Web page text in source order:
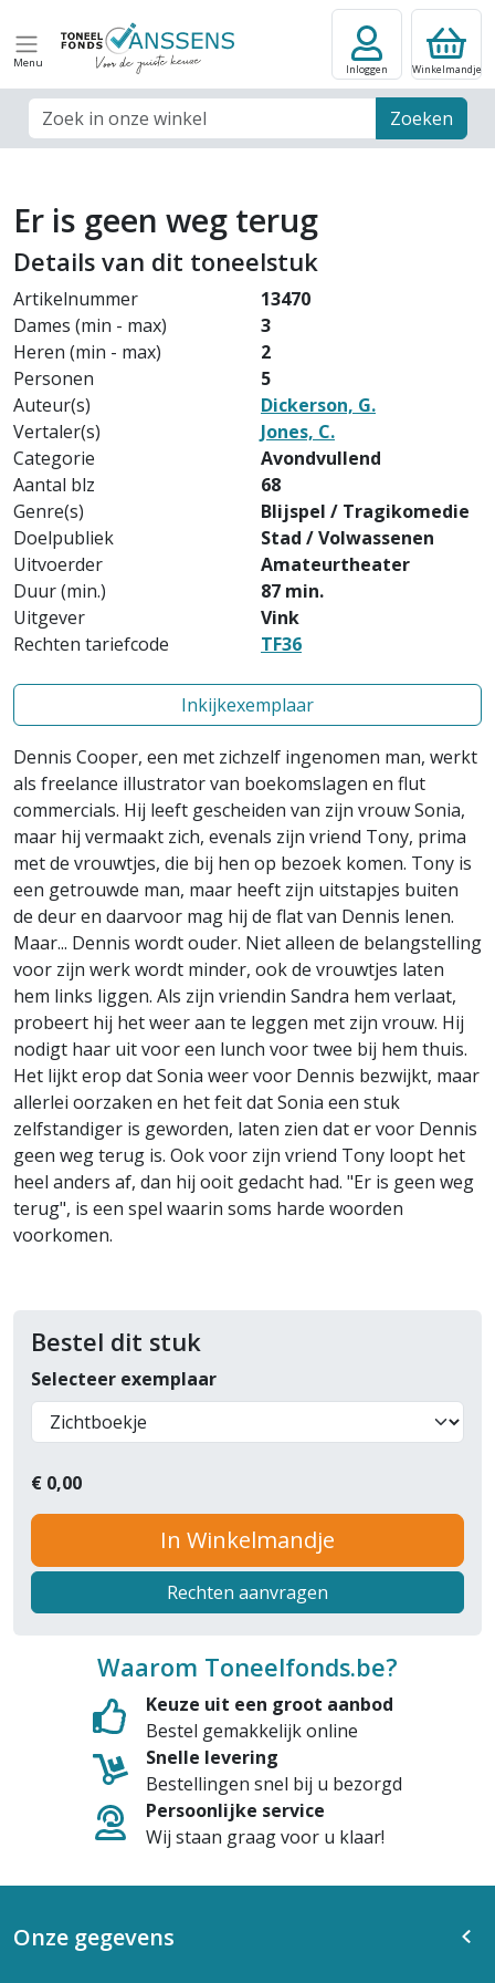
Menu
Zoek veld Zoeken
Inloggen Winkelmandje
Er is geen weg terug
Details van dit toneelstuk
Artikelnummer
13470
Dames (min - max)
3
Heren (min - max)
2
Personen
5
Auteur(s)
Dickerson, G.
Vertaler(s)
Jones, C.
Categorie
Avondvullend
Aantal blz
68
Genre(s)
Blijspel / Tragikomedie
Doelpubliek
Stad / Volwassenen
Uitvoerder
Amateurtheater
Duur (min.)
87 min.
Uitgever
Vink
Rechten tariefcode
TF36
Inkijkexemplaar
Dennis Cooper, een met zichzelf ingenomen man, werkt
als freelance illustrator van boekomslagen en flut
commercials. Hij leeft gescheiden van zijn vrouw Sonia,
maar hij vermaakt zich, evenals zijn vriend Tony, prima
met de vrouwtjes, die bij hen op bezoek komen. Tony is
een getrouwde man, maar heeft zijn uitstapjes buiten
de deur en daarvoor mag hij de flat van Dennis lenen.
Maar... Dennis wordt ouder. Niet alleen de belangstelling
voor zijn werk wordt minder, ook de vrouwtjes laten
hem links liggen. Als zijn vriendin Sandra hem verlaat,
probeert hij het weer aan te leggen met zijn vrouw. Hij
nodigt haar uit voor een lunch voor twee bij hem thuis.
Het lijkt erop dat Sonia weer voor Dennis bezwijkt, maar
allerlei oorzaken en het feit dat Sonia een stuk
zelfstandiger is geworden, laten zien dat er voor Dennis
geen weg terug is. Ook voor zijn vriend Tony loopt het
heel anders af, dan hij ooit gedacht had. "Er is geen weg
terug", is een spel waarin soms harde woorden
voorkomen.
Bestel dit stuk
Selecteer exemplaar
€ 0,00
In Winkelmandje
Rechten aanvragen
Waarom Toneelfonds.be?
Keuze uit een groot aanbod
Bestel gemakkelijk online
Snelle levering
Bestellingen snel bij u bezorgd
Persoonlijke service
Wij staan graag voor u klaar!
Onze gegevens